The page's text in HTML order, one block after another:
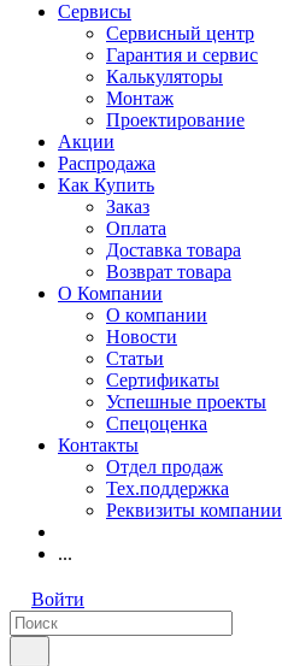
Сервисы
Сервисный центр
Гарантия и сервис
Калькуляторы
Монтаж
Проектирование
Акции
Распродажа
Как Купить
Заказ
Оплата
Доставка товара
Возврат товара
О Компании
О компании
Новости
Статьи
Сертификаты
Успешные проекты
Спецоценка
Контакты
Отдел продаж
Тех.поддержка
Реквизиты компании
...
Войти